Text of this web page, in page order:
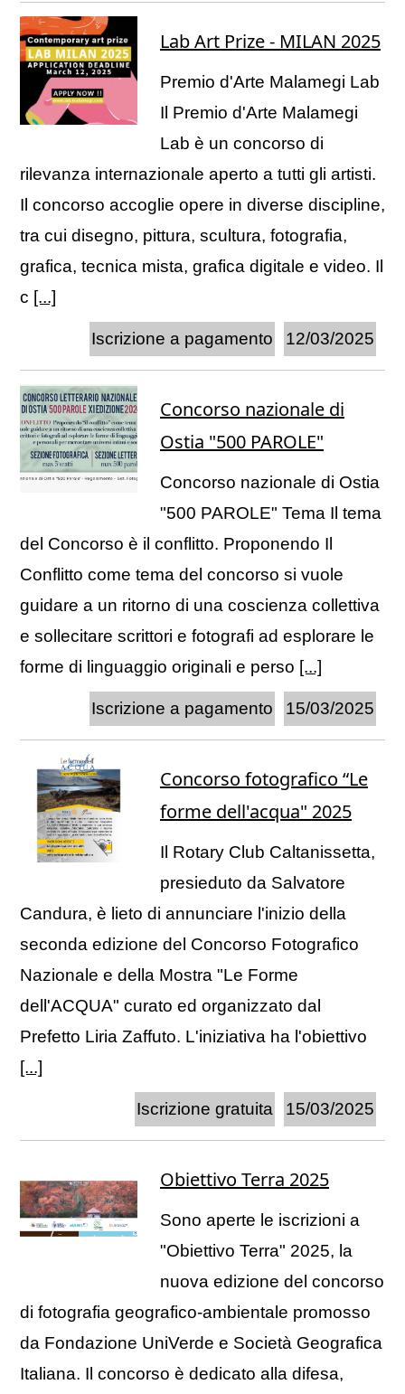
Lab Art Prize - MILAN 2025
Premio d'Arte Malamegi Lab
Il Premio d'Arte Malamegi
Lab è un concorso di
rilevanza internazionale aperto a tutti gli artisti.
Il concorso accoglie opere in diverse discipline,
tra cui disegno, pittura, scultura, fotografia,
grafica, tecnica mista, grafica digitale e video. Il
c [...]
12/03/2025
Iscrizione a pagamento
Concorso nazionale di
Ostia "500 PAROLE"
Concorso nazionale di Ostia
"500 PAROLE" Tema Il tema
del Concorso è il conflitto. Proponendo Il
Conflitto come tema del concorso si vuole
guidare a un ritorno di una coscienza collettiva
e sollecitare scrittori e fotografi ad esplorare le
forme di linguaggio originali e perso [...]
15/03/2025
Iscrizione a pagamento
Concorso fotografico “Le
forme dell'acqua" 2025
Il Rotary Club Caltanissetta,
presieduto da Salvatore
Candura, è lieto di annunciare l'inizio della
seconda edizione del Concorso Fotografico
Nazionale e della Mostra "Le Forme
dell'ACQUA" curato ed organizzato dal
Prefetto Liria Zaffuto. L'iniziativa ha l'obiettivo
[...]
15/03/2025
Iscrizione gratuita
Obiettivo Terra 2025
Sono aperte le iscrizioni a
"Obiettivo Terra" 2025, la
nuova edizione del concorso
di fotografia geografico-ambientale promosso
da Fondazione UniVerde e Società Geografica
Italiana. Il concorso è dedicato alla difesa,